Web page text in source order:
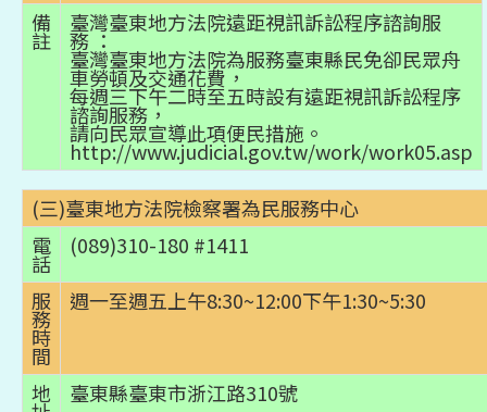
備
註
臺灣臺東地方法院遠距視訊訴訟程序諮詢服
務 ：
臺灣臺東地方法院為服務臺東縣民免卻民眾舟
車勞頓及交通花費，
每週三下午二時至五時設有遠距視訊訴訟程序
諮詢服務，
請向民眾宣導此項便民措施。
http://www.judicial.gov.tw/work/work05.asp
(三)臺東地方法院檢察署為民服務中心
電
話
(089)310-180 #1411
服
務
時
間
週一至週五上午8:30~12:00下午1:30~5:30
地
臺東縣臺東市浙江路310號